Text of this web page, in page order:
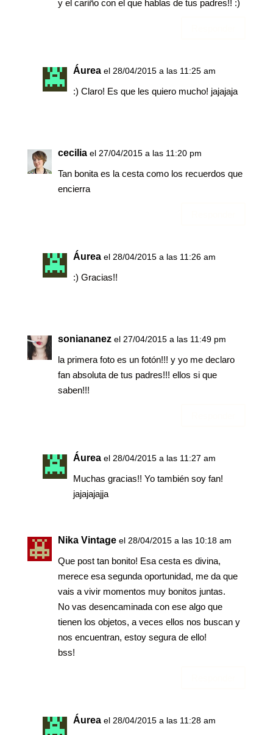
y el cariño con el que hablas de tus padres!! :)
Áurea el 28/04/2015 a las 11:25 am
:) Claro! Es que les quiero mucho! jajajaja
cecilia el 27/04/2015 a las 11:20 pm
Tan bonita es la cesta como los recuerdos que
encierra
Áurea el 28/04/2015 a las 11:26 am
:) Gracias!!
soniananez el 27/04/2015 a las 11:49 pm
la primera foto es un fotón!!! y yo me declaro
fan absoluta de tus padres!!! ellos si que
saben!!!
Áurea el 28/04/2015 a las 11:27 am
Muchas gracias!! Yo también soy fan!
jajajajajja
Nika Vintage el 28/04/2015 a las 10:18 am
Que post tan bonito! Esa cesta es divina,
merece esa segunda oportunidad, me da que
vais a vivir momentos muy bonitos juntas.
No vas desencaminada con ese algo que
tienen los objetos, a veces ellos nos buscan y
nos encuentran, estoy segura de ello!
bss!
Áurea el 28/04/2015 a las 11:28 am